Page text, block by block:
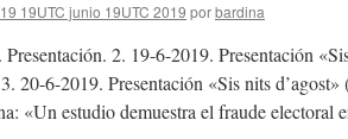
19 19UTC junio 19UTC 2019 porbardina
2. 19-6-2019. Presentación
20-6-2019. Presentación «Sis nits
«Un estudio demuestra el fraude electoral